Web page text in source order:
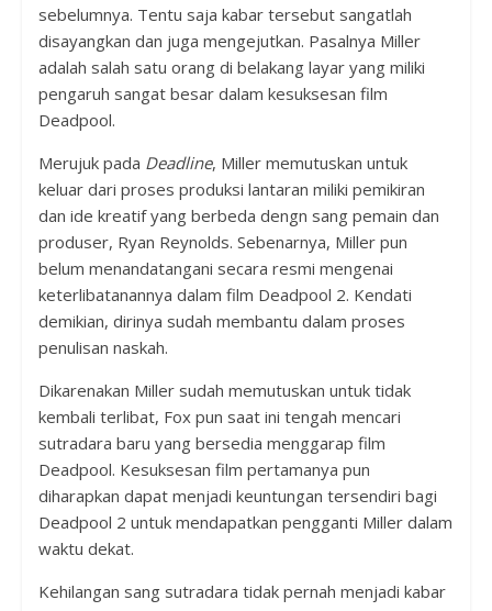
sebelumnya. Tentu saja kabar tersebut sangatlah
disayangkan dan juga mengejutkan. Pasalnya Miller
adalah salah satu orang di belakang layar yang miliki
pengaruh sangat besar dalam kesuksesan film
Deadpool.
Merujuk pada Deadline, Miller memutuskan untuk
keluar dari proses produksi lantaran miliki pemikiran
dan ide kreatif yang berbeda dengn sang pemain dan
produser, Ryan Reynolds. Sebenarnya, Miller pun
belum menandatangani secara resmi mengenai
keterlibatanannya dalam film Deadpool 2. Kendati
demikian, dirinya sudah membantu dalam proses
penulisan naskah.
Dikarenakan Miller sudah memutuskan untuk tidak
kembali terlibat, Fox pun saat ini tengah mencari
sutradara baru yang bersedia menggarap film
Deadpool. Kesuksesan film pertamanya pun
diharapkan dapat menjadi keuntungan tersendiri bagi
Deadpool 2 untuk mendapatkan pengganti Miller dalam
waktu dekat.
Kehilangan sang sutradara tidak pernah menjadi kabar